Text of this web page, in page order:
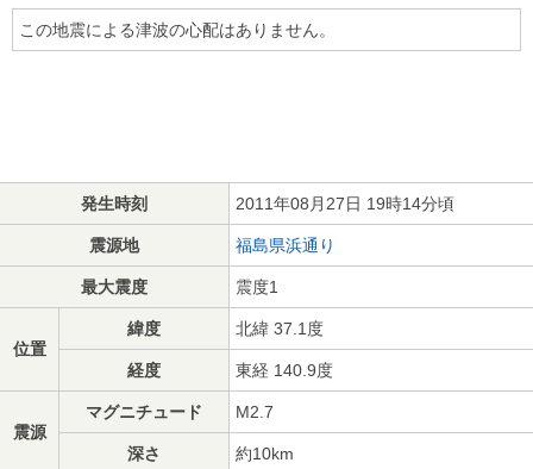
この地震による津波の心配はありません。
発生時刻 2011年08月27日 19時14分頃
震源地 福島県浜通り
最大震度 震度1
位置
緯度 北緯 37.1度
経度 東経 140.9度
震源
マグニチュード M2.7
深さ 約10km